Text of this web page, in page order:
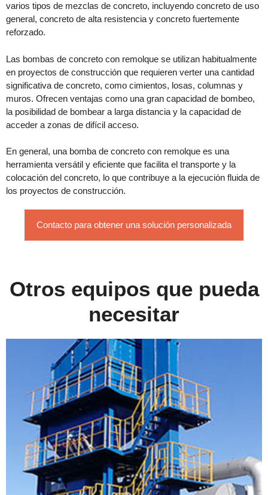
varios tipos de mezclas de concreto, incluyendo concreto de uso
general, concreto de alta resistencia y concreto fuertemente
reforzado.
Las bombas de concreto con remolque se utilizan habitualmente
en proyectos de construcción que requieren verter una cantidad
significativa de concreto, como cimientos, losas, columnas y
muros. Ofrecen ventajas como una gran capacidad de bombeo,
la posibilidad de bombear a larga distancia y la capacidad de
acceder a zonas de difícil acceso.
En general, una bomba de concreto con remolque es una
herramienta versátil y eficiente que facilita el transporte y la
colocación del concreto, lo que contribuye a la ejecución fluida de
los proyectos de construcción.
Contacto para obtener una solución personalizada
Otros equipos que pueda
necesitar